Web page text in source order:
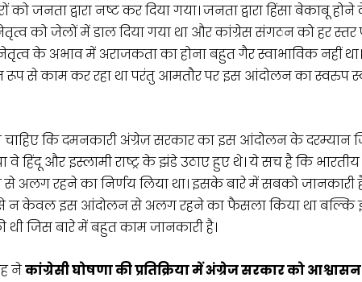
जनता द्वारा नष्ट कर दिया गया। जनता द्वारा हिंसा बेकाबू
को जेलों में डाल दिया गया था और कांग्रेस संगठन को हर स्तर
नेतृत्व के अभाव में अराजकता का होना बहुत गैर स्वाभाविक नहीं
रूप से काम कर रहा था परंतु आमतौर पर इस आंदोलन का स्वरुप
चाहिए कि दमनकारी अंग्रेज़ सरकार का इस आंदोलन के दरम्यान
हिंदू और इस्लामी राष्ट्र के झंडे उठाए हुए थे। ये सच है कि भारतीय
से अलग रहने का निर्णय लिया था। इसके बारे में सबको जानकारी
केवल इस आंदोलन से अलग रहने का फैसला किया था बल्कि
थी जिस बारे में बहुत काम जानकारी है।
नेकांग्रेसी घोषणा की प्रतिक्रिया में अंग्रेज सरकार को